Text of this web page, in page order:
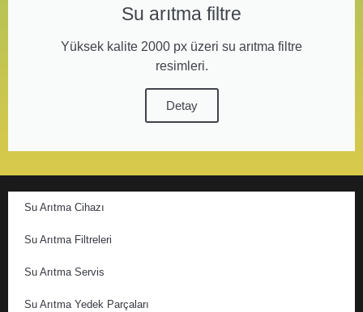
Su arıtma filtre
Yüksek kalite 2000 px üzeri su arıtma filtre
resimleri.
Detay
Su Arıtma Cihazı
Su Arıtma Filtreleri
Su Arıtma Servis
Su Arıtma Yedek Parçaları